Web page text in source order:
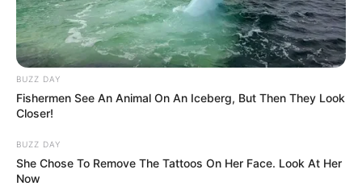
BUZZ DAY
Fishermen See An Animal On An Iceberg, But Then They Look
Closer!
BUZZ DAY
She Chose To Remove The Tattoos On Her Face. Look At Her
Now